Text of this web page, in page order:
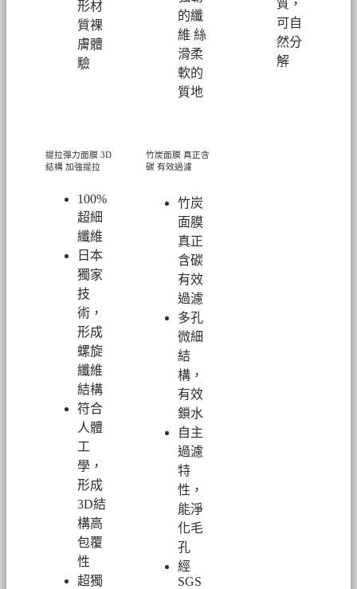
形材
質裸
膚體
驗
的纖
維 絲
滑柔
軟的
質地
質，
可自
然分
解
提拉彈力面膜 3D
結構 加強提拉
100%
超細
纖維
日本
獨家
技
術，
形成
螺旋
纖維
結構
符合
人體
工
學，
形成
3D結
構高
包覆
性
超獨
竹炭面膜 真正含
碳 有效過濾
竹炭
面膜
真正
含碳
有效
過濾
多孔
微細
結
構，
有效
鎖水
自主
過濾
特
性，
能淨
化毛
孔
經
SGS